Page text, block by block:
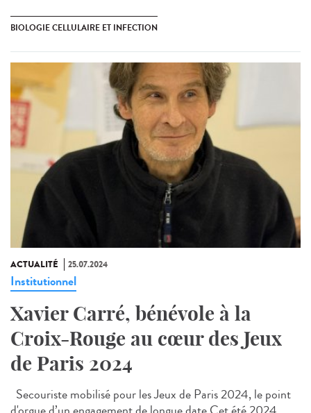
BIOLOGIE CELLULAIRE ET INFECTION
ACTUALITÉ 25.07.2024
Institutionnel
Xavier Carré, bénévole à la
Croix-Rouge au cœur des Jeux
de Paris 2024
Secouriste mobilisé pour les Jeux de Paris 2024, le point